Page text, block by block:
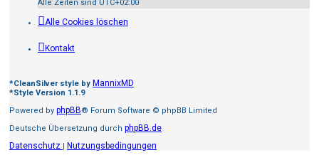
Alle Zeiten sind UTC+02:00
Alle Cookies löschen
Kontakt
*CleanSilver style by MannixMD
*Style Version 1.1.9
Powered by phpBB® Forum Software © phpBB Limited
Deutsche Übersetzung durch phpBB.de
Datenschutz | Nutzungsbedingungen